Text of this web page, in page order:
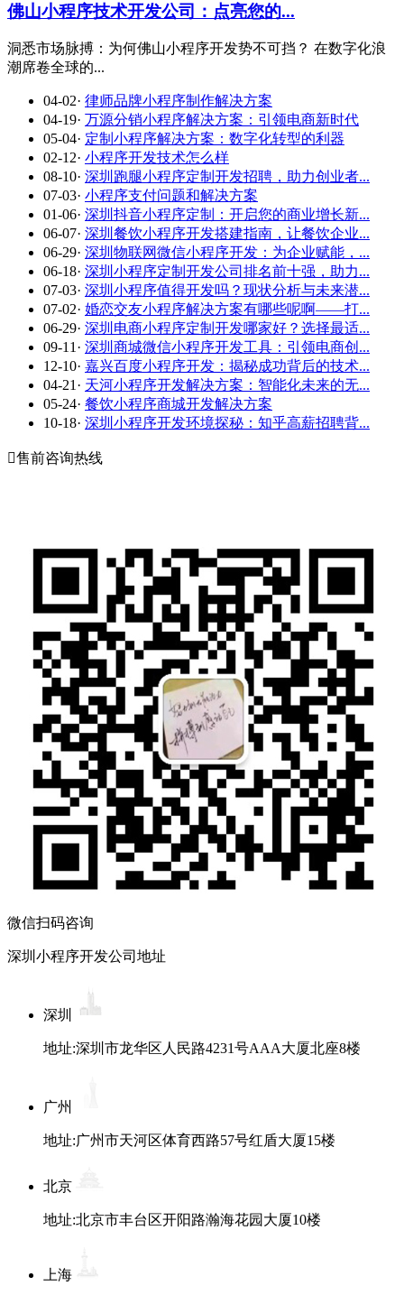
佛山小程序技术开发公司：点亮您的...
洞悉市场脉搏：为何佛山小程序开发势不可挡？ 在数字化浪
潮席卷全球的...
04-02· 律师品牌小程序制作解决方案
04-19· 万源分销小程序解决方案：引领电商新时代
05-04· 定制小程序解决方案：数字化转型的利器
02-12· 小程序开发技术怎么样
08-10· 深圳跑腿小程序定制开发招聘，助力创业者...
07-03· 小程序支付问题和解决方案
01-06· 深圳抖音小程序定制：开启您的商业增长新...
06-07· 深圳餐饮小程序开发搭建指南，让餐饮企业...
06-29· 深圳物联网微信小程序开发：为企业赋能，...
06-18· 深圳小程序定制开发公司排名前十强，助力...
07-03· 深圳小程序值得开发吗？现状分析与未来潜...
07-02· 婚恋交友小程序解决方案有哪些呢啊——打...
06-29· 深圳电商小程序定制开发哪家好？选择最适...
09-11 · 深圳商城微信小程序开发工具：引领电商创...
12-10· 嘉兴百度小程序开发：揭秘成功背后的技术...
04-21 · 天河小程序开发解决方案：智能化未来的无...
05-24· 餐饮小程序商城开发解决方案
10-18· 深圳小程序开发环境探秘：知乎高薪招聘背...
售前咨询热线
微信扫码咨询
深圳小程序开发公司地址
深圳
地址:深圳市龙华区人民路4231号AAA大厦北座8楼
广州
地址:广州市天河区体育西路57号红盾大厦15楼
北京
地址:北京市丰台区开阳路瀚海花园大厦10楼
上海